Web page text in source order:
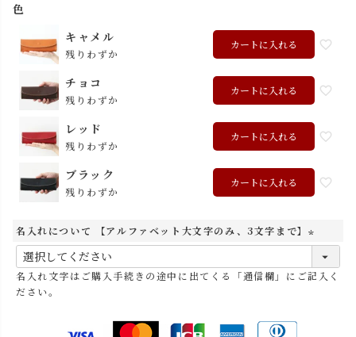
色
キャメル
残りわずか
カートに入れる
チョコ
残りわずか
カートに入れる
レッド
残りわずか
カートに入れる
ブラック
残りわずか
カートに入れる
名入れについて 【アルファベット大文字のみ、3文字まで】
必
須
名入れ文字はご購入手続きの途中に出てくる「通信欄」にご記入く
ださい。